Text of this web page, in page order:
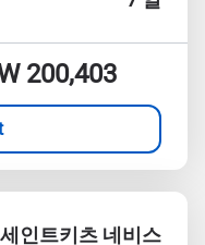
200,403
세인트키츠 네비스